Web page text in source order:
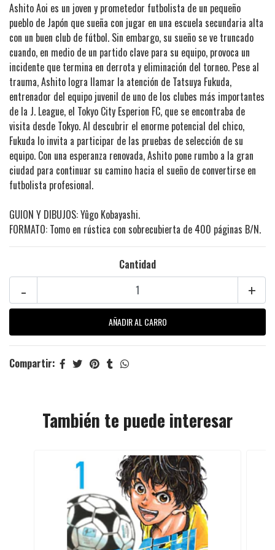
Ashito Aoi es un joven y prometedor futbolista de un pequeño
pueblo de Japón que sueña con jugar en una escuela secundaria alta
con un buen club de fútbol. Sin embargo, su sueño se ve truncado
cuando, en medio de un partido clave para su equipo, provoca un
incidente que termina en derrota y eliminación del torneo. Pese al
trauma, Ashito logra llamar la atención de Tatsuya Fukuda,
entrenador del equipo juvenil de uno de los clubes más importantes
de la J. League, el Tokyo City Esperion FC, que se encontraba de
visita desde Tokyo. Al descubrir el enorme potencial del chico,
Fukuda lo invita a participar de las pruebas de selección de su
equipo. Con una esperanza renovada, Ashito pone rumbo a la gran
ciudad para continuar su camino hacia el sueño de convertirse en
futbolista profesional.
GUION Y DIBUJOS: Yûgo Kobayashi.
FORMATO: Tomo en rústica con sobrecubierta de 400 páginas B/N.
Cantidad
+
-
Compartir:
También te puede interesar